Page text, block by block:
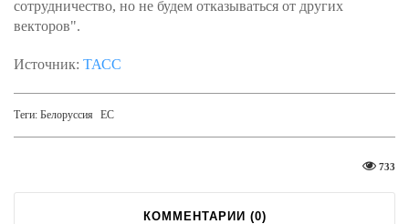
сотрудничество, но не будем отказываться от других
векторов".
Источник: ТАСС
Теги: Белоруссия ЕС
733
КОММЕНТАРИИ (0)